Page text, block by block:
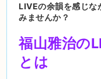
LIVEの余韻を感じな
みませんか？
福山雅治の
とは